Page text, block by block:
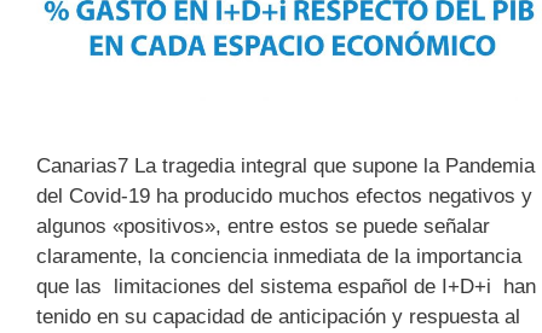
Canarias7 La tragedia integral que supone la Pandemia
del Covid-19 ha producido muchos efectos negativos y
algunos «positivos», entre estos se puede señalar
claramente, la conciencia inmediata de la importancia
que las limitaciones del sistema español de I+D+i han
tenido en su capacidad de anticipación y respuesta al